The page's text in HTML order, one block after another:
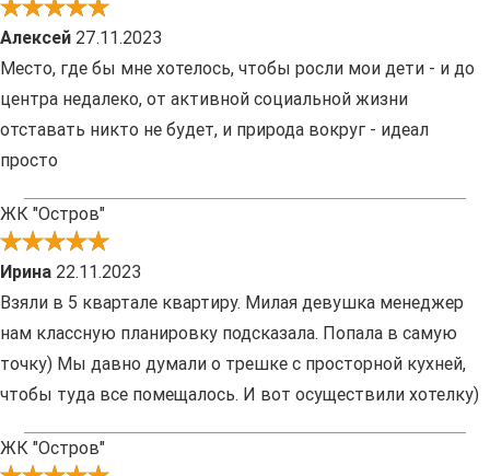
Алексей 27.11.2023
Место, где бы мне хотелось, чтобы росли мои дети - и до
центра недалеко, от активной социальной жизни
отставать никто не будет, и природа вокруг - идеал
просто
ЖК "Остров"
Ирина 22.11.2023
Взяли в 5 квартале квартиру. Милая девушка менеджер
нам классную планировку подсказала. Попала в самую
точку) Мы давно думали о трешке с просторной кухней,
чтобы туда все помещалось. И вот осуществили хотелку)
ЖК "Остров"